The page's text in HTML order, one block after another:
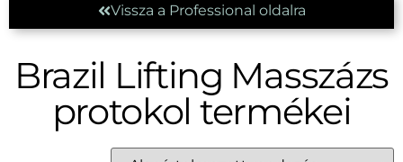
Vissza a Professional oldalra
Brazil Lifting Masszázs
protokol termékei